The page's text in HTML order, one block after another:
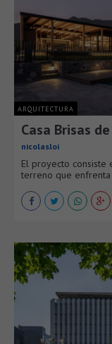
ARQUITECTURA
Casa Brisas
nicolasloi
El proyecto consiste
terreno que